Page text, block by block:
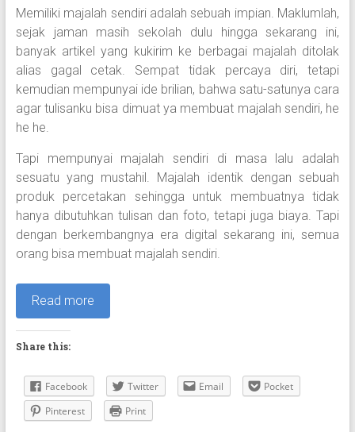
Memiliki majalah sendiri adalah sebuah impian. Maklumlah,
sejak jaman masih sekolah dulu hingga sekarang ini,
banyak artikel yang kukirim ke berbagai majalah ditolak
alias gagal cetak. Sempat tidak percaya diri, tetapi
kemudian mempunyai ide brilian, bahwa satu-satunya cara
agar tulisanku bisa dimuat ya membuat majalah sendiri, he
he he.
Tapi mempunyai majalah sendiri di masa lalu adalah
sesuatu yang mustahil. Majalah identik dengan sebuah
produk percetakan sehingga untuk membuatnya tidak
hanya dibutuhkan tulisan dan foto, tetapi juga biaya. Tapi
dengan berkembangnya era digital sekarang ini, semua
orang bisa membuat majalah sendiri.
Read more
Share this:
Facebook Twitter Email
Pocket
Pinterest
Print